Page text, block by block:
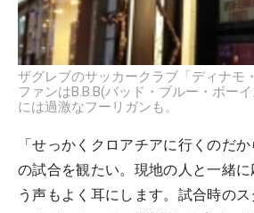
ザグレブのサッカークラブ「ディナモ
ファンはB.B.B(バッド・ブルー・ボー
には過激なフーリガンも。
「せっかくクロアチアに行くのだ
の試合を観たい。現地の人と一緒
う声もよく耳にします。試合時の